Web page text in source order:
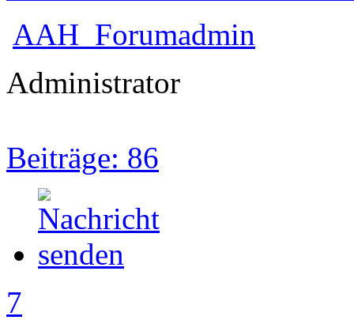
AAH_Forumadmin
Administrator
Beiträge: 86
7